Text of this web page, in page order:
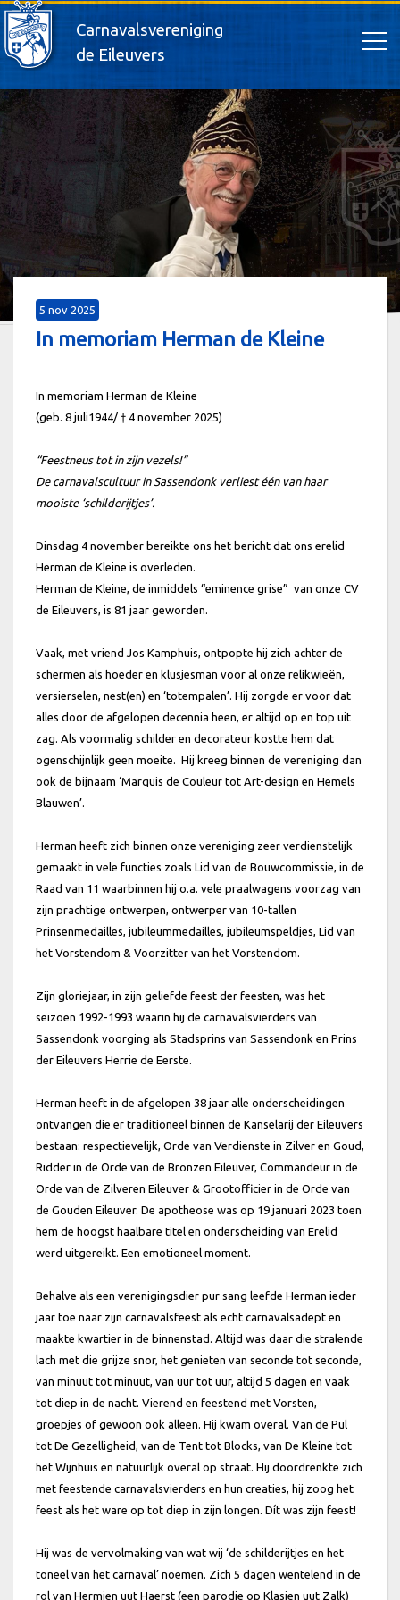
Carnavalsvereniging
de Eileuvers
5 nov 2025
In memoriam Herman de Kleine
In memoriam Herman de Kleine
(geb. 8 juli1944/ † 4 november 2025)
“Feestneus tot in zijn vezels!”
De carnavalscultuur in Sassendonk verliest één van haar
mooiste ‘schilderijtjes’.
Dinsdag 4 november bereikte ons het bericht dat ons erelid
Herman de Kleine is overleden.
Herman de Kleine, de inmiddels “eminence grise” van onze CV
de Eileuvers, is 81 jaar geworden.
Vaak, met vriend Jos Kamphuis, ontpopte hij zich achter de
schermen als hoeder en klusjesman voor al onze relikwieën,
versierselen, nest(en) en ‘totempalen’. Hij zorgde er voor dat
alles door de afgelopen decennia heen, er altijd op en top uit
zag. Als voormalig schilder en decorateur kostte hem dat
ogenschijnlijk geen moeite. Hij kreeg binnen de vereniging dan
ook de bijnaam ‘Marquis de Couleur tot Art-design en Hemels
Blauwen’.
Herman heeft zich binnen onze vereniging zeer verdienstelijk
gemaakt in vele functies zoals Lid van de Bouwcommissie, in de
Raad van 11 waarbinnen hij o.a. vele praalwagens voorzag van
zijn prachtige ontwerpen, ontwerper van 10-tallen
Prinsenmedailles, jubileummedailles, jubileumspeldjes, Lid van
het Vorstendom & Voorzitter van het Vorstendom.
Zijn gloriejaar, in zijn geliefde feest der feesten, was het
seizoen 1992-1993 waarin hij de carnavalsvierders van
Sassendonk voorging als Stadsprins van Sassendonk en Prins
der Eileuvers Herrie de Eerste.
Herman heeft in de afgelopen 38 jaar alle onderscheidingen
ontvangen die er traditioneel binnen de Kanselarij der Eileuvers
bestaan: respectievelijk, Orde van Verdienste in Zilver en Goud,
Ridder in de Orde van de Bronzen Eileuver, Commandeur in de
Orde van de Zilveren Eileuver & Grootofficier in de Orde van
de Gouden Eileuver. De apotheose was op 19 januari 2023 toen
hem de hoogst haalbare titel en onderscheiding van Erelid
werd uitgereikt. Een emotioneel moment.
Behalve als een verenigingsdier pur sang leefde Herman ieder
jaar toe naar zijn carnavalsfeest als echt carnavalsadept en
maakte kwartier in de binnenstad. Altijd was daar die stralende
lach met die grijze snor, het genieten van seconde tot seconde,
van minuut tot minuut, van uur tot uur, altijd 5 dagen en vaak
tot diep in de nacht. Vierend en feestend met Vorsten,
groepjes of gewoon ook alleen. Hij kwam overal. Van de Pul
tot De Gezelligheid, van de Tent tot Blocks, van De Kleine tot
het Wijnhuis en natuurlijk overal op straat. Hij doordrenkte zich
met feestende carnavalsvierders en hun creaties, hij zoog het
feest als het ware op tot diep in zijn longen. Dít was zijn feest!
Hij was de vervolmaking van wat wij ‘de schilderijtjes en het
toneel van het carnaval’ noemen. Zich 5 dagen wentelend in de
rol van Hermien uut Haerst (een parodie op Klasien uut Zalk)